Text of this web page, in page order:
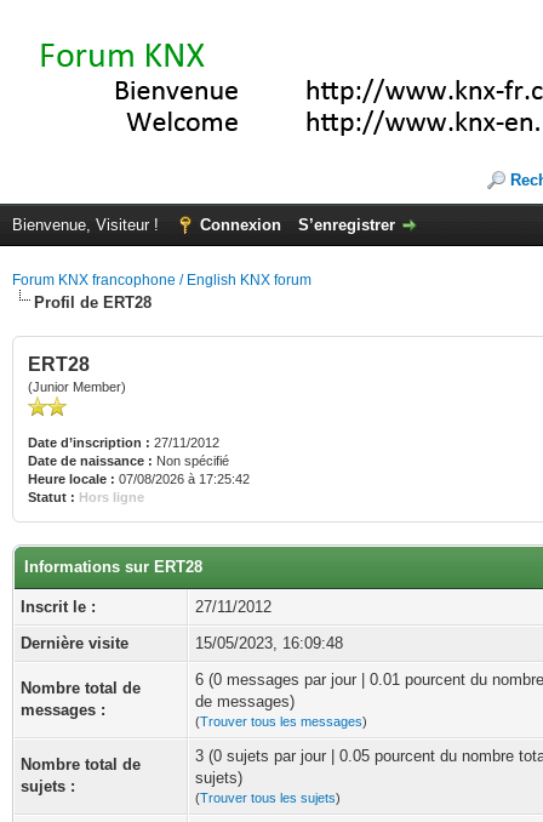
Bienvenue, Visiteur ! Connexion S’enregistrer
Forum KNX francophone / English KNX forum
Profil de ERT28
ERT28
(Junior Member)
Date d’inscription : 27/11/2012
Date de naissance : Non spécifié
Heure locale : 07/08/2026 à 17:25:42
Statut : Hors ligne
Informations sur ERT28
Inscrit le :
27/11/2012
Dernière visite
15/05/2023, 16:09:48
Nombre total de
messages :
6 (0 messages par jour | 0.01 pourcent du
de messages)
(Trouver tous les messages)
Nombre total de
sujets :
3 (0 sujets par jour | 0.05 pourcent du nombre
sujets)
(Trouver tous les sujets)